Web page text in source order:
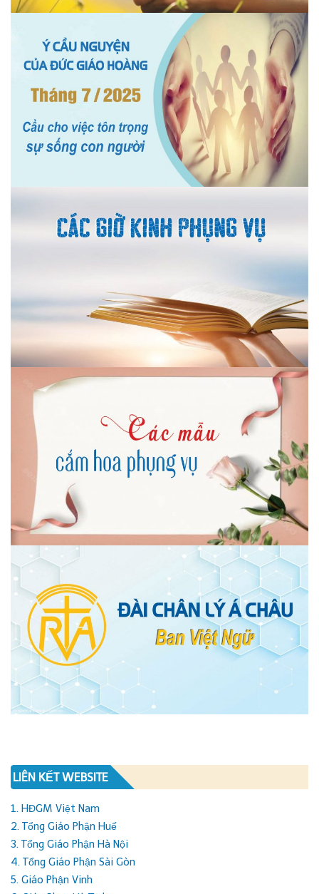
LIÊN KẾT WEBSITE
1. HĐGM Việt Nam
2. Tổng Giáo Phận Huế
3. Tổng Giáo Phận Hà Nội
4. Tổng Giáo Phận Sài Gòn
5. Giáo Phận Vinh